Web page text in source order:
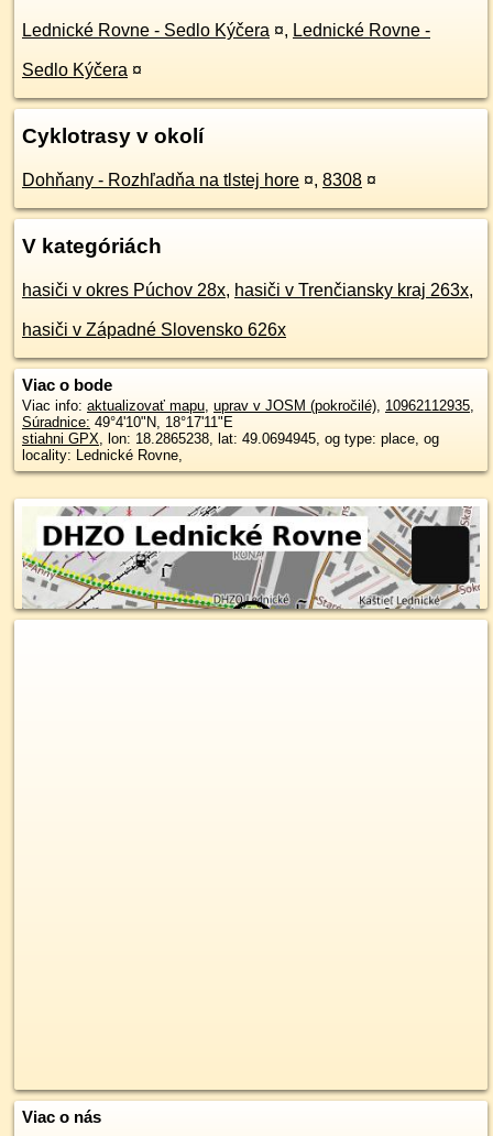
Lednické Rovne - Sedlo Kýčera ¤, Lednické Rovne -
Sedlo Kýčera ¤
Cyklotrasy v okolí
Dohňany - Rozhľadňa na tlstej hore ¤, 8308 ¤
V kategóriách
hasiči v okres Púchov 28x, hasiči v Trenčiansky kraj 263x,
hasiči v Západné Slovensko 626x
Viac o bode
Viac info: aktualizovať mapu, uprav v JOSM (pokročilé), 10962112935,
Súradnice: 49°4'10"N, 18°17'11"E
stiahni GPX, lon: 18.2865238, lat: 49.0694945, og type: place, og
locality: Lednické Rovne,
Viac o nás